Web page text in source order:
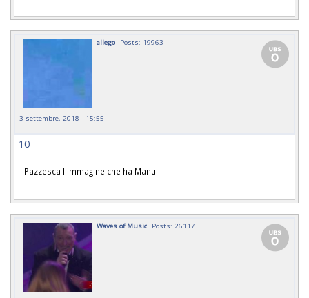
allego Posts: 19963
3 settembre, 2018 - 15:55
10
Pazzesca l'immagine che ha Manu
Waves of Music Posts: 26117